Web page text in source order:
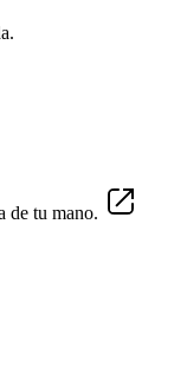
de tu mano.